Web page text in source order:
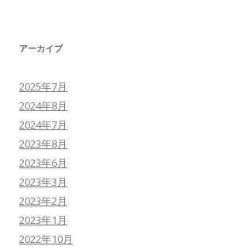
アーカイブ
2025年7月
2024年8月
2024年7月
2023年8月
2023年6月
2023年3月
2023年2月
2023年1月
2022年10月